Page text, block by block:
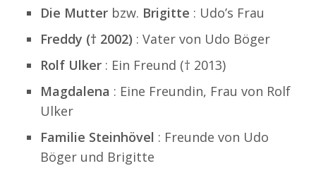
Die Mutterbzw. Brigitte : Udo’s Frau
Freddy († 2002) : Vater von Udo Böger
Rolf Ulker : Ein Freund († 2013)
Magdalena : Eine Freundin, Frau von Rolf
Ulker
Familie Steinhövel : Freunde von Udo
Böger und Brigitte